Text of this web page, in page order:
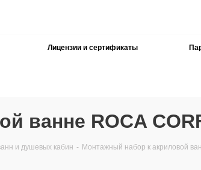
Лицензии и сертификаты
ванне ROCA
и душевых кабин - Монтажный набор к акриловой